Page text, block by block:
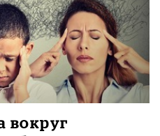
вокруг